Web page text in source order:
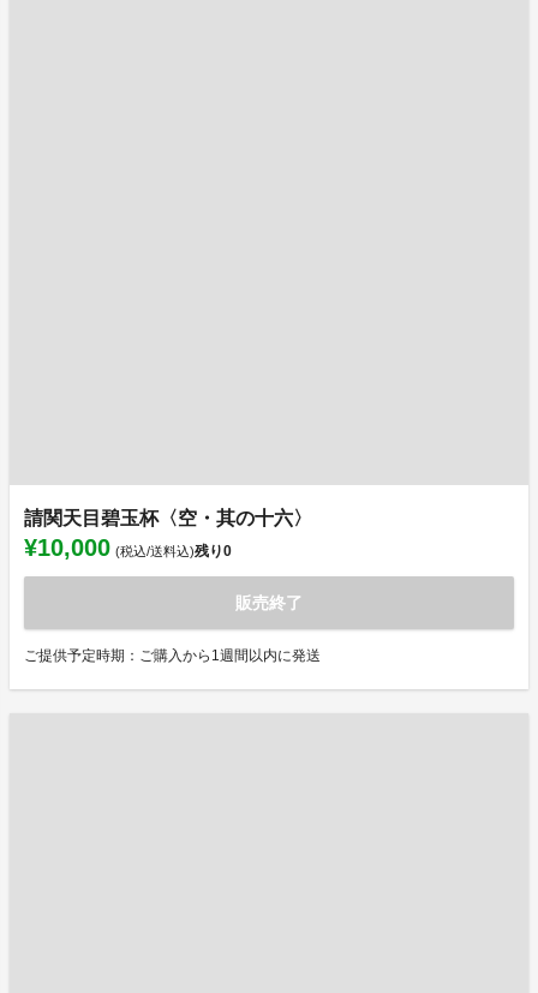
請関天目碧玉杯〈空・其の十六〉
¥10,000 (税込/送料込)残り0
販売終了
ご提供予定時期：ご購入から1週間以内に発送